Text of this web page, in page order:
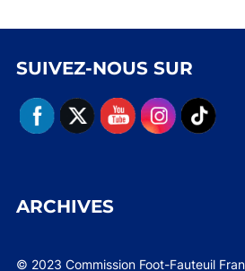
SUIVEZ-NOUS SUR
ARCHIVES
© 2023 Commission Foot-Fauteuil